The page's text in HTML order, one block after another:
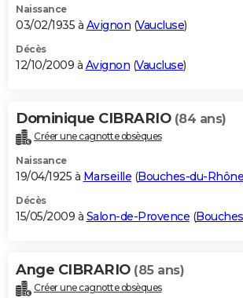
Naissance
03/02/1935 à Avignon (Vaucluse)
Décès
12/10/2009 à Avignon (Vaucluse)
Dominique CIBRARIO (84 ans)
Créer une cagnotte obsèques
Naissance
19/04/1925 à Marseille (Bouches-du-Rhône
Décès
15/05/2009 à Salon-de-Provence (
Ange CIBRARIO (85 ans)
Créer une cagnotte obsèques